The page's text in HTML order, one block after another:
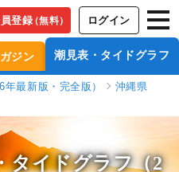
登録（無料） ログイン
ジン 潮見表・タイドグラフ
最新版・完全版）
沖縄県
タイドグラフ（2